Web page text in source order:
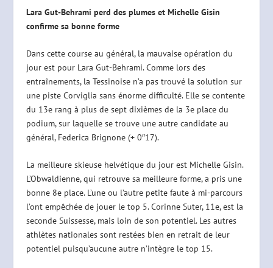
Lara Gut-Behrami perd des plumes et Michelle Gisin
confirme sa bonne forme
Dans cette course au général, la mauvaise opération du
jour est pour Lara Gut-Behrami. Comme lors des
entraînements, la Tessinoise n’a pas trouvé la solution sur
une piste Corviglia sans énorme difficulté. Elle se contente
du 13e rang à plus de sept dixièmes de la 3e place du
podium, sur laquelle se trouve une autre candidate au
général, Federica Brignone (+ 0″17).
La meilleure skieuse helvétique du jour est Michelle Gisin.
L’Obwaldienne, qui retrouve sa meilleure forme, a pris une
bonne 8e place. L’une ou l’autre petite faute à mi-parcours
l’ont empêchée de jouer le top 5. Corinne Suter, 11e, est la
seconde Suissesse, mais loin de son potentiel. Les autres
athlètes nationales sont restées bien en retrait de leur
potentiel puisqu’aucune autre n’intègre le top 15.